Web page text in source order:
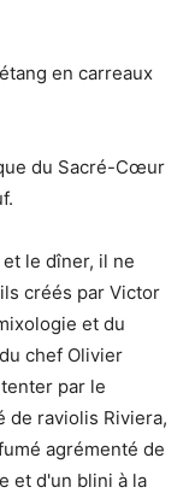
en carreaux
du Sacré-Cœur
le dîner, il ne
créés par Victor
et du
chef Olivier
par le
de raviolis Riviera,
agrémenté de
et d'un blini à la